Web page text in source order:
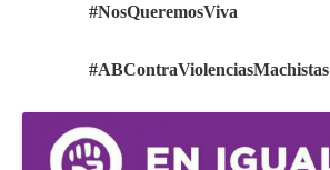
#NosQueremosViva
#ABContraViolenciasMachistas